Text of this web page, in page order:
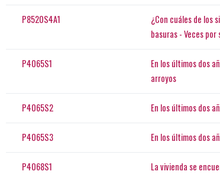
P8520S4A1
¿Con cuáles de los
basuras - Veces por
P4065S1
En los últimos dos
arroyos
P4065S2 En los últimos dos
P4065S3 En los últimos dos
P4068S1 La vivienda se